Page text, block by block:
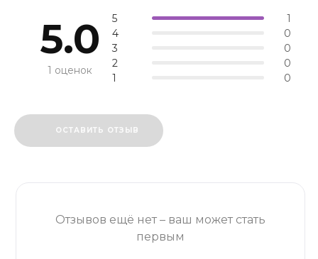
5.0
1 оценок
5
1
4
0
3
0
2
0
1
0
ОСТАВИТЬ ОТЗЫВ
Отзывов ещё нет – ваш может стать
первым